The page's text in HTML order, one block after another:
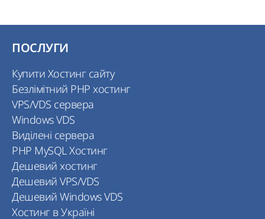
ПОСЛУГИ
Купити Хостинг сайту
Безлімітний PHP хостинг
VPS/VDS сервера
Windows VDS
Виділені сервера
PHP MySQL Хостинг
Дешевий хостинг
Дешевий VPS/VDS
Дешевий Windows VDS
Хостинг в Україні